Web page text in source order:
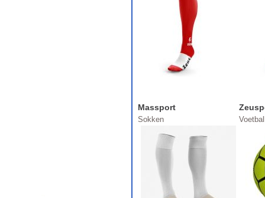
Massport
Sokken